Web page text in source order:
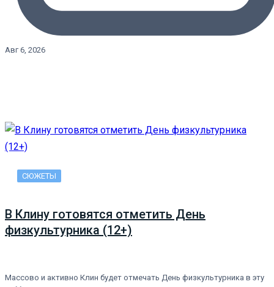
Авг 6, 2026
СЮЖЕТЫ
В Клину готовятся отметить День
физкультурника (12+)
Массово и активно Клин будет отмечать День физкультурника в эту